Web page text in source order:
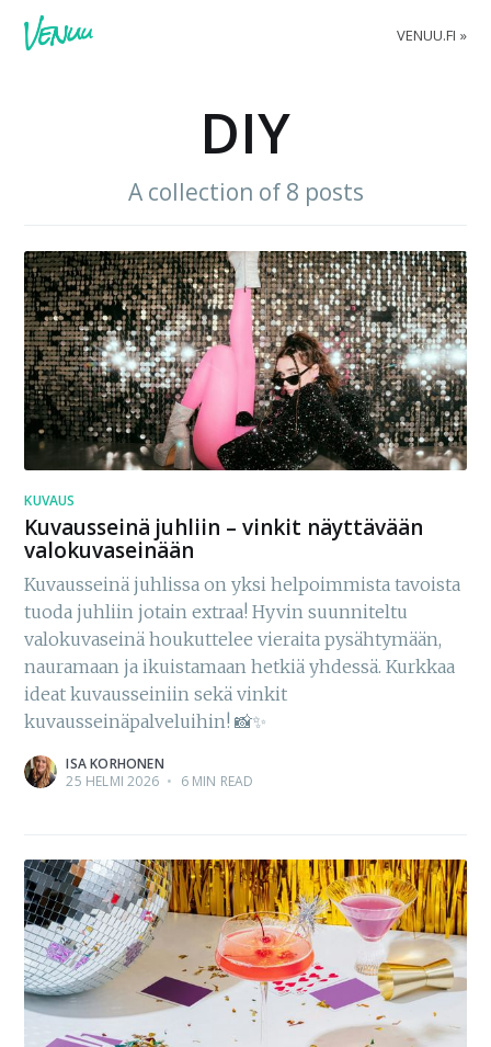
VENUU.FI
DIY
A collection of 8 posts
KUVAUS
Kuvausseinä juhliin – vinkit näyttävään
valokuvaseinään
Kuvausseinä juhlissa on yksi helpoimmista tavoista
tuoda juhliin jotain extraa! Hyvin suunniteltu
valokuvaseinä houkuttelee vieraita pysähtymään,
nauramaan ja ikuistamaan hetkiä yhdessä. Kurkkaa
ideat kuvausseiniin sekä vinkit
kuvausseinäpalveluihin! 📸✨
ISA KORHONEN
25 HELMI 2026 • 6 MIN READ